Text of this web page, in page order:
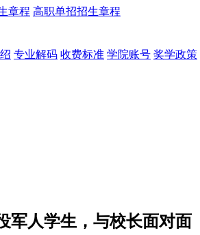
章程 高职单招招生章程
专业解码 收费标准 学院账号 奖学政策
军人学生，与校长面对面